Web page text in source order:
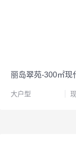
丽岛翠苑-300㎡现
大户型